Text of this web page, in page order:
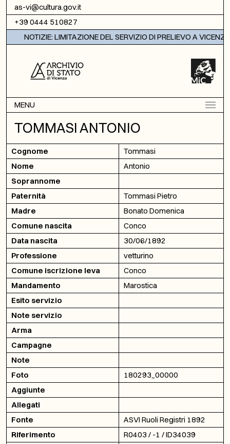
Vai al contenuto
as-vi@cultura.gov.it
+39 0444 510827
NOTIZIE: LIMITAZIONE DEL SERVIZIO DI PRELIEVO A VICENZA
MENU
TOMMASI ANTONIO
Cognome
Tommasi
Nome
Antonio
Soprannome
Paternità
Tommasi Pietro
Madre
Bonato Domenica
Comune nascita
Conco
Data nascita
30/06/1892
Professione
vetturino
Comune iscrizione leva
Conco
Mandamento
Marostica
Esito servizio
Note servizio
Arma
Campagne
Note
Foto
180293_00000
Aggiunte
Allegati
Fonte
ASVI Ruoli Registri 1892
Riferimento
R0403 / -1 / ID34039